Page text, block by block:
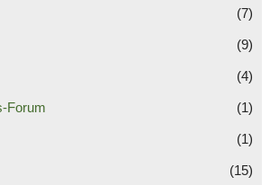
(7)
(9)
(4)
Forum (1)
(1)
(15)